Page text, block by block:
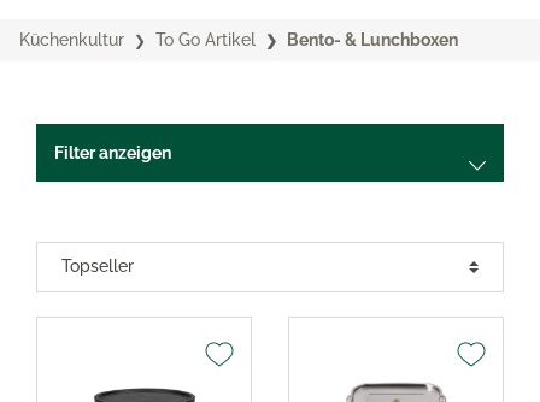
Küchenkultur To Go Artikel Bento- & Lunchboxen
Filter anzeigen